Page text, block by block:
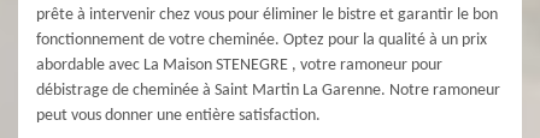
prête à intervenir chez vous pour éliminer le bistre et garantir le bon
fonctionnement de votre cheminée. Optez pour la qualité à un prix
abordable avec La Maison STENEGRE , votre ramoneur pour
débistrage de cheminée à Saint Martin La Garenne. Notre ramoneur
peut vous donner une entière satisfaction.